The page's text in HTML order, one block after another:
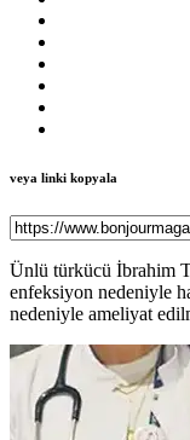
veya linki kopyala
Ünlü türkücü İbrahim
enfeksiyon nedeniyle
nedeniyle ameliyat